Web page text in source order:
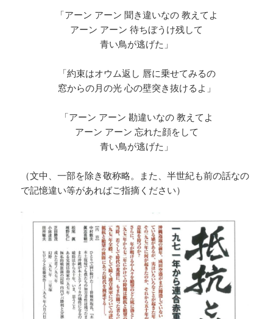
「アーン アーン 聞き違いなの 教えてよ
アーン アーン 待ちぼうけ残して
青い鳥が逃げた」
「約束はオウム返し 唇に乗せてみるの
窓からの月の光 心の壁突き抜けるよ」
「アーン アーン 勘違いなの 教えてよ
アーン アーン 忘れた顔をして
青い鳥が逃げた」
（文中、一部を除き敬称略。また、半世紀も前の話なの
で記憶違い等があればご指摘ください）